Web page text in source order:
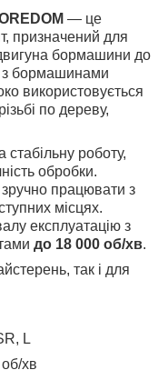
— це
призначений для
бормашини до
з бормашинами
використовується
по дереву,
стабільну роботу,
обробки.
працювати з
місцях.
експлуатацію з
до 18 000 об/хв.
так і для
L
хв